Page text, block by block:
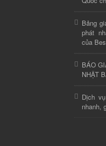
Bảng
phát
của
BÁO
NHẬT
Dịch
nhanh,